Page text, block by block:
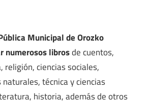
Municipal de Orozko
numerosos librosde cuentos,
religión, ciencias sociales,
técnica y ciencias
historia, además de otros